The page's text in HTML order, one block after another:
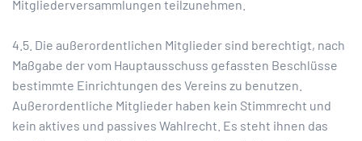
Mitgliederversammlungen teilzunehmen.
4.5. Die außerordentlichen Mitglieder sind berechtigt, nach
Maßgabe der vom Hauptausschuss gefassten Beschlüsse
bestimmte Einrichtungen des Vereins zu benutzen.
Außerordentliche Mitglieder haben kein Stimmrecht und
kein aktives und passives Wahlrecht. Es steht ihnen das